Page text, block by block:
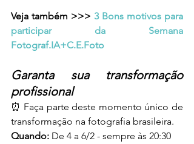
Veja também >>> 3 Bons motivos para
participar da Semana
Fotograf.IA+C.E.Foto
Garanta sua transformação
profissional
⏰ Faça parte deste momento único de
transformação na fotografia brasileira.
Quando: De 4 a 6/2 - sempre às 20:30